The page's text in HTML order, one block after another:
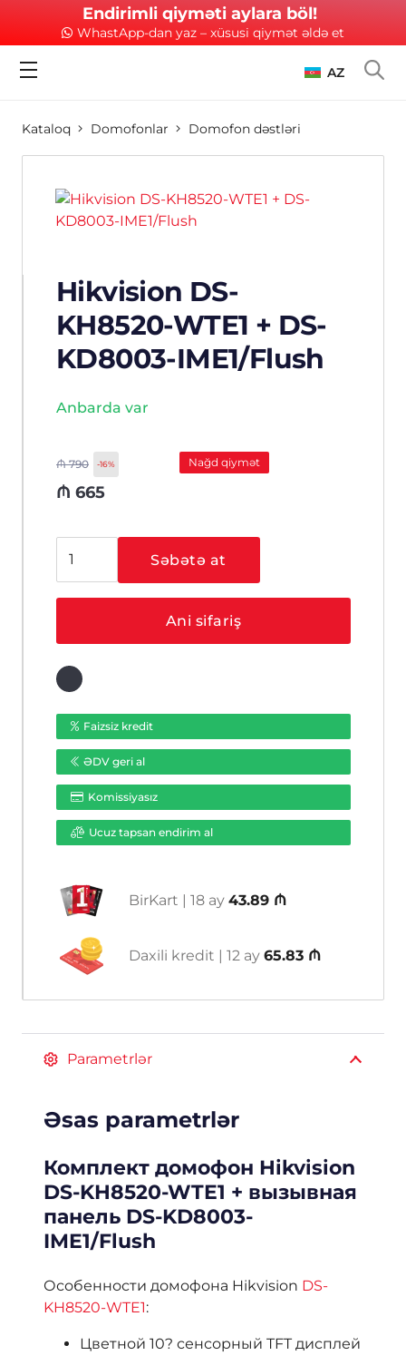
Endirimli qiyməti aylara böl!
WhastApp-dan yaz – xüsusi qiymət əldə et
AZ
Kataloq Domofonlar Domofon dəstləri
Hikvision DS-
KH8520-WTE1 + DS-
KD8003-IME1/Flush
Anbarda var
₼790 -16%
₼ 665
Nağd qiymət
DS-
KD8003-
ədəd
Səbətə at
Ani sifariş
Faizsiz kredit
ƏDV geri al
Komissiyasız
Ucuz tapsan endirim al
BirKart | 18 ay 43.89 ₼
Daxili kredit | 12 ay 65.83 ₼
Parametrlər
Əsas parametrlər
Комплект домофон Hikvision
DS-KH8520-WTE1 + вызывная
панель DS-KD8003-
IME1/Flush
Особенности домофона Hikvision DS-
KH8520-WTE1:
Цветной 10? сенсорный TFT дисплей